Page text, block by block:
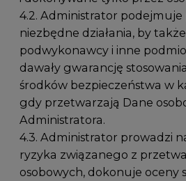
4.2. Administrator
niezbędne działania, by
podwykonawcy i inne
dawały gwarancję
środków bezpieczeństwa w
gdy przetwarzają Dane
Administratora.
4.3. Administrator prowadzi
ryzyka związanego z
osobowych, dokonuje oceny